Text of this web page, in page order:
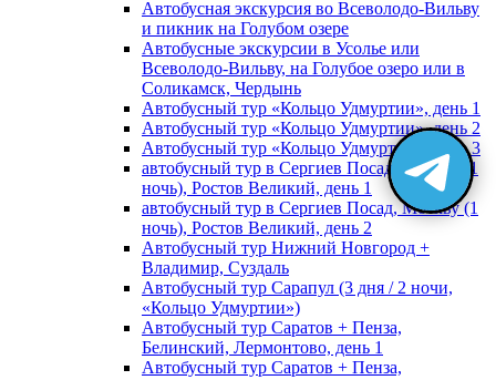
Автобусная экскурсия во Всеволодо-Вильву
и пикник на Голубом озере
Автобусные экскурсии в Усолье или
Всеволодо-Вильву, на Голубое озеро или в
Соликамск, Чердынь
Автобусный тур «Кольцо Удмуртии», день 1
Автобусный тур «Кольцо Удмуртии», день 2
Автобусный тур «Кольцо Удмуртии», день 3
автобусный тур в Сергиев Посад, Москву (1
ночь), Ростов Великий, день 1
автобусный тур в Сергиев Посад, Москву (1
ночь), Ростов Великий, день 2
Автобусный тур Нижний Новгород +
Владимир, Суздаль
Автобусный тур Сарапул (3 дня / 2 ночи,
«Кольцо Удмуртии»)
Автобусный тур Саратов + Пенза,
Белинский, Лермонтово, день 1
Автобусный тур Саратов + Пенза,